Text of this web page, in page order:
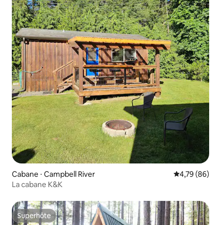
Cabane ⋅ Campbell River Évaluation
4,79 (86)
La cabane K&K
Superhôte
Superhôte